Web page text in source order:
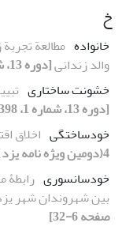
خ
خانواده مطالعة
والد زندانی[دوره 13، شماره 1، 1398، صفحه 133-153]
خشونت ساختاری
[دوره 13، شماره 1، 1398، صفحه 108-132]
خودساختگی اخلاق
4(دومین ویژه نامه یزد)، 1398، صفحه 111-137]
خودسانسوری رابطۀ
بین شهروندان شهر
صفحه 6-32]